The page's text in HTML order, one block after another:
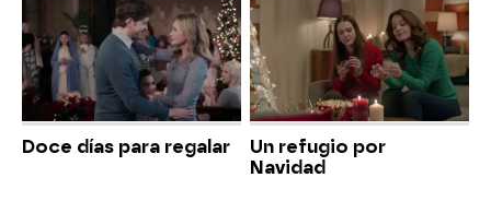
Doce días para regalar
Un refugio por
Navidad